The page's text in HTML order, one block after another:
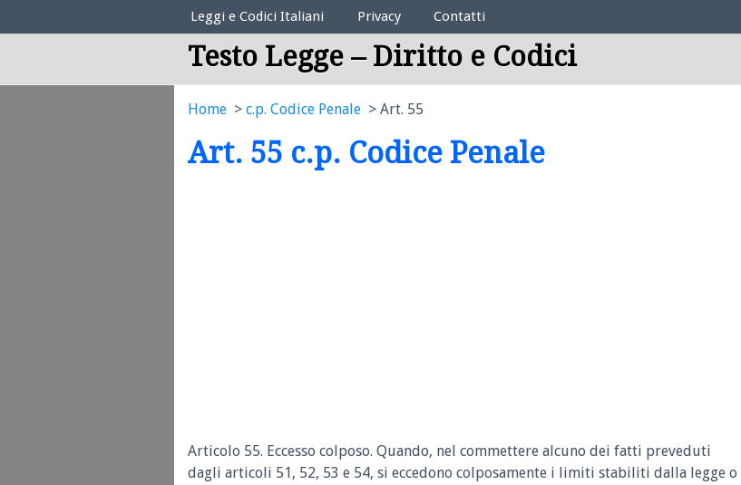
Elenco Codici Legali
Leggi e Codici Italiani Privacy Contatti
Testo Legge – Diritto e Codici
Home c.p. Codice Penale Art. 55
Art. 55 c.p. Codice Penale
Articolo 55. Eccesso colposo. Quando, nel commettere alcuno dei fatti preveduti
dagli articoli 51, 52, 53 e 54, si eccedono colposamente i limiti stabiliti dalla legge o